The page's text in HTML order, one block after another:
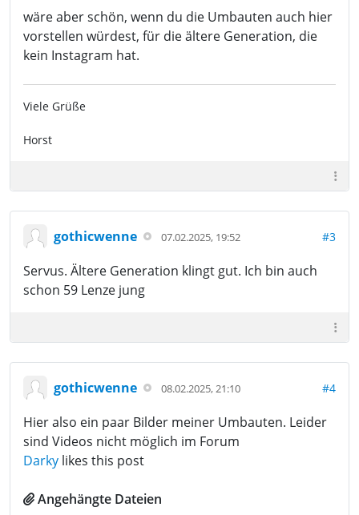
wäre aber schön, wenn du die Umbauten auch hier
vorstellen würdest, für die ältere Generation, die
kein Instagram hat.
Viele Grüße
Horst
gothicwenne 07.02.2025, 19:52 #3
Servus. Ältere Generation klingt gut. Ich bin auch
schon 59 Lenze jung
gothicwenne 08.02.2025, 21:10 #4
Hier also ein paar Bilder meiner Umbauten. Leider
sind Videos nicht möglich im Forum
Darky likes this post
Angehängte Dateien